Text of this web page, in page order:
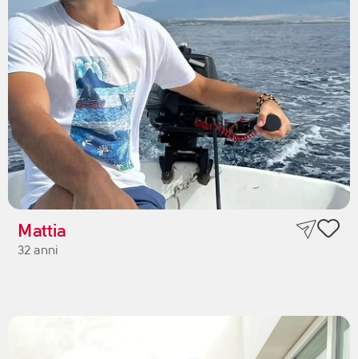
Mattia
32 anni